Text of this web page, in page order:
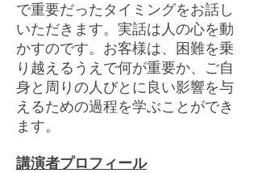
で重要だったタイミングをお話し
いただきます。実話は人の心を動
かすのです。お客様は、困難を乗
り越えるうえで何が重要か、ご自
身と周りの人びとに良い影響を与
えるための過程を学ぶことができ
ます。
講演者プロフィール